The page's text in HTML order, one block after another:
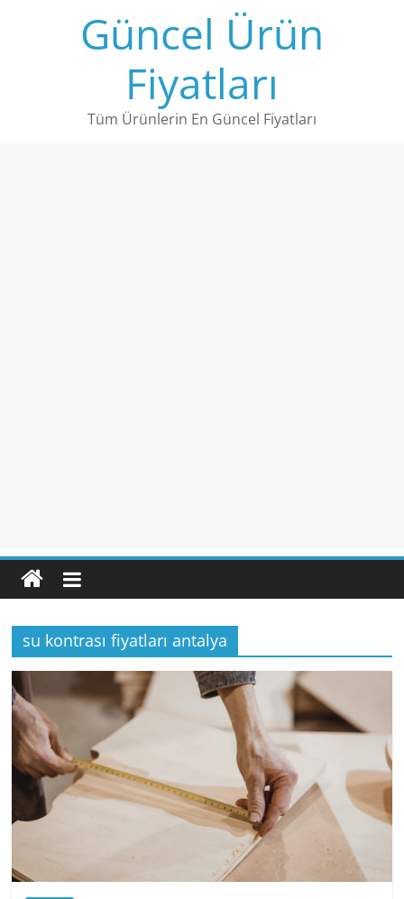
Güncel Ürün
Fiyatları
Tüm Ürünlerin En Güncel Fiyatları
su kontrası fiyatları antalya